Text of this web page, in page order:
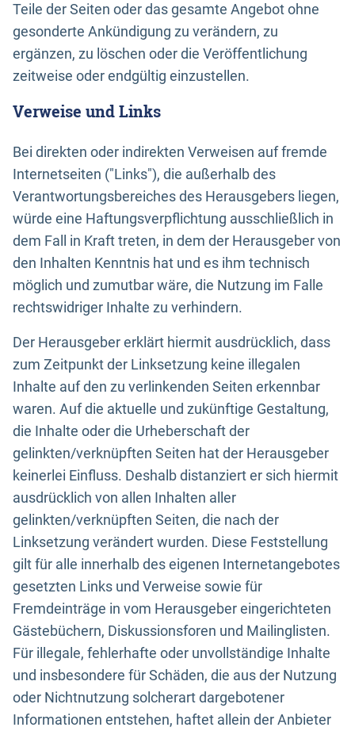
Teile der Seiten oder das gesamte Angebot ohne
gesonderte Ankündigung zu verändern, zu
ergänzen, zu löschen oder die Veröffentlichung
zeitweise oder endgültig einzustellen.
Verweise und Links
Bei direkten oder indirekten Verweisen auf fremde
Internetseiten ("Links"), die außerhalb des
Verantwortungsbereiches des Herausgebers liegen,
würde eine Haftungsverpflichtung ausschließlich in
dem Fall in Kraft treten, in dem der Herausgeber von
den Inhalten Kenntnis hat und es ihm technisch
möglich und zumutbar wäre, die Nutzung im Falle
rechtswidriger Inhalte zu verhindern.
Der Herausgeber erklärt hiermit ausdrücklich, dass
zum Zeitpunkt der Linksetzung keine illegalen
Inhalte auf den zu verlinkenden Seiten erkennbar
waren. Auf die aktuelle und zukünftige Gestaltung,
die Inhalte oder die Urheberschaft der
gelinkten/verknüpften Seiten hat der Herausgeber
keinerlei Einfluss. Deshalb distanziert er sich hiermit
ausdrücklich von allen Inhalten aller
gelinkten/verknüpften Seiten, die nach der
Linksetzung verändert wurden. Diese Feststellung
gilt für alle innerhalb des eigenen Internetangebotes
gesetzten Links und Verweise sowie für
Fremdeinträge in vom Herausgeber eingerichteten
Gästebüchern, Diskussionsforen und Mailinglisten.
Für illegale, fehlerhafte oder unvollständige Inhalte
und insbesondere für Schäden, die aus der Nutzung
oder Nichtnutzung solcherart dargebotener
Informationen entstehen, haftet allein der Anbieter